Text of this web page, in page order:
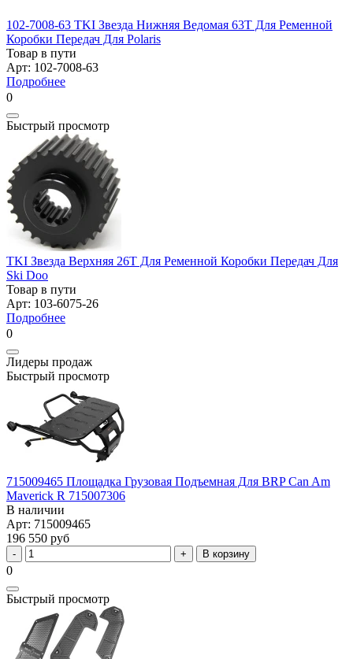
102-7008-63 TKI Звезда Нижняя Ведомая 63T Для Ременной
Коробки Передач Для Polaris
Товар в пути
Арт: 102-7008-63
Подробнее
0
Быстрый просмотр
TKI Звезда Верхняя 26T Для Ременной Коробки Передач Для
Ski Doo
Товар в пути
Арт: 103-6075-26
Подробнее
0
Лидеры продаж
Быстрый просмотр
715009465 Площадка Грузовая Подъемная Для BRP Can Am
Maverick R 715007306
В наличии
Арт: 715009465
196 550 руб
В корзину
0
Быстрый просмотр